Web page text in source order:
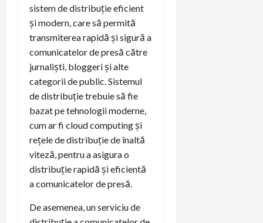
sistem de distribuție eficient
și modern, care să permită
transmiterea rapidă și sigură a
comunicatelor de presă către
jurnaliști, bloggeri și alte
categorii de public. Sistemul
de distribuție trebuie să fie
bazat pe tehnologii moderne,
cum ar fi cloud computing și
rețele de distribuție de înaltă
viteză, pentru a asigura o
distribuție rapidă și eficientă
a comunicatelor de presă.
De asemenea, un serviciu de